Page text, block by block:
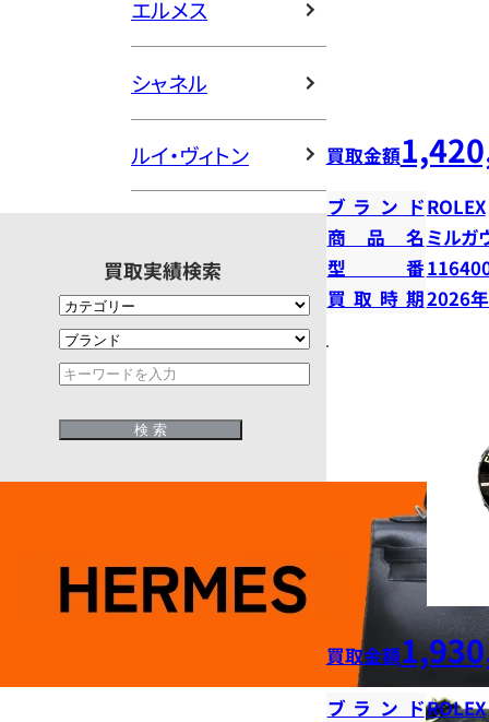
エルメス
シャネル
ルイ・ヴィトン
買取実績検索
買取金額
ブランドROLEX
商品名 ミル
型番
買取時期2026
買取金額
ブランドROLEX